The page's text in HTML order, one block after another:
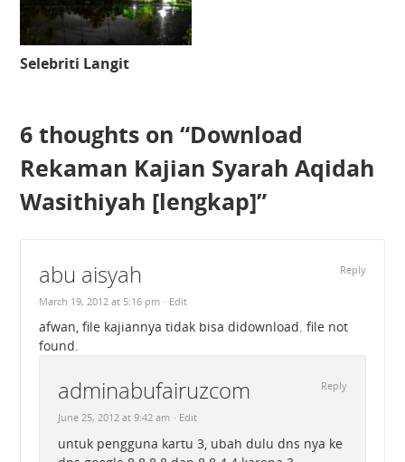
Selebriti Langit
6 thoughts on “Download
Rekaman Kajian Syarah Aqidah
Wasithiyah [lengkap]”
abu aisyah
March 19, 2012 at 5:16 pm · Edit
afwan, file kajiannya tidak bisa didownload. file not
found.
Reply
adminabufairuzcom
June 25, 2012 at 9:42 am · Edit
untuk pengguna kartu 3, ubah dulu dns nya ke
Reply